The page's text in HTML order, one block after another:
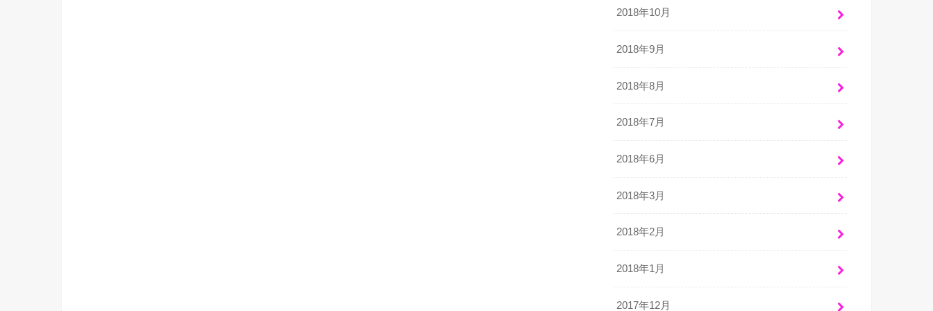
2018年10月
2018年9月
2018年8月
2018年7月
2018年6月
2018年3月
2018年2月
2018年1月
2017年12月